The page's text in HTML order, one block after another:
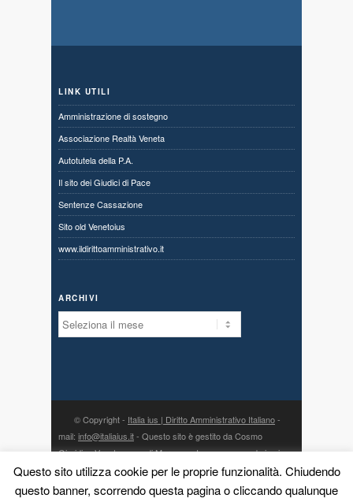
LINK UTILI
Amministrazione di sostegno
Associazione Realtà Veneta
Autotutela della P.A.
Il sito dei Giudici di Pace
Sentenze Cassazione
Sito old Venetoius
www.ildirittoamministrativo.it
ARCHIVI
Archivi
© Copyright - Italia ius | Diritto Amministrativo Italiano-
mail: info@italiaius.it- Questo sito è gestito da Cosmo
Giuridico Veneto s.a.s. di Marangon Ivonne, con sede in via
Centro 80, fraz. Priabona 36030 Monte di Malo (VI) - P. IVA
03775960242 - PEC:cosmogiuridicoveneto@legalmail.it- la
Questo sito utilizza cookie per le proprie funzionalità. Chiudendo
questo banner, scorrendo questa pagina o cliccando qualunque